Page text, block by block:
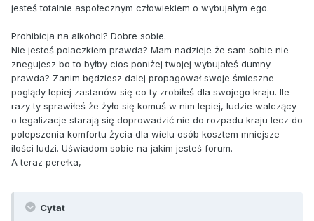
jesteś totalnie aspołecznym człowiekiem o wybujałym ego.
Prohibicja na alkohol? Dobre sobie.
Nie jesteś polaczkiem prawda? Mam nadzieje że sam sobie nie
znegujesz bo to byłby cios poniżej twojej wybujałeś dumny
prawda? Zanim będziesz dalej propagował swoje śmieszne
poglądy lepiej zastanów się co ty zrobiłeś dla swojego kraju. Ile
razy ty sprawiłeś że żyło się komuś w nim lepiej, ludzie walczący
o legalizacje starają się doprowadzić nie do rozpadu kraju lecz do
polepszenia komfortu życia dla wielu osób kosztem mniejsze
ilości ludzi. Uświadom sobie na jakim jesteś forum.
A teraz perełka,
Cytat